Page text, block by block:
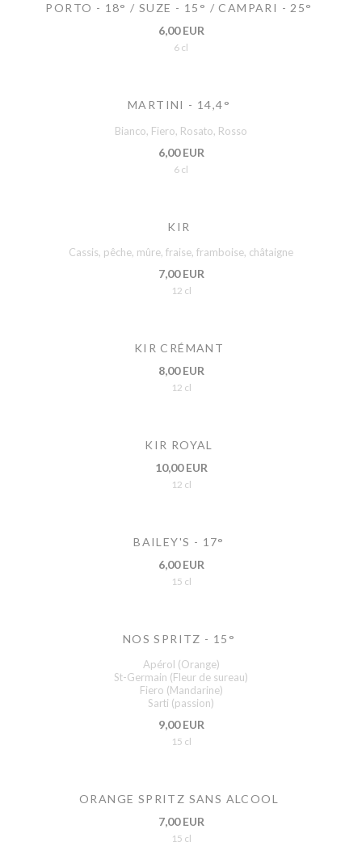
PORTO - 18° / SUZE - 15° / CAMPARI - 25°
6,00 EUR
6 cl
MARTINI - 14,4°
Bianco, Fiero, Rosato, Rosso
6,00 EUR
6 cl
KIR
Cassis, pêche, mûre, fraise, framboise, châtaigne
7,00 EUR
12 cl
KIR CRÉMANT
8,00 EUR
12 cl
KIR ROYAL
10,00 EUR
12 cl
BAILEY'S - 17°
6,00 EUR
15 cl
NOS SPRITZ - 15°
Apérol (Orange)
St-Germain (Fleur de sureau)
Fiero (Mandarine)
Sarti (passion)
9,00 EUR
15 cl
ORANGE SPRITZ SANS ALCOOL
7,00 EUR
15 cl